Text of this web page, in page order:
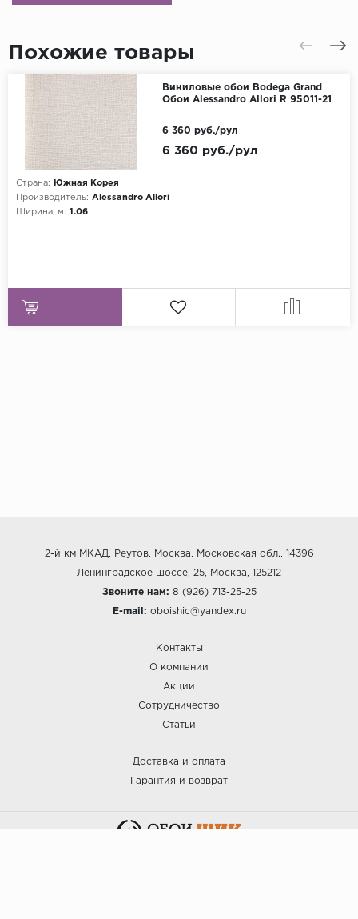
Похожие товары
Виниловые обои Bodega Grand
Обои Alessandro Allori R 95011-21
Страна:
Южная Корея
Производитель: Alessandro Allori
Ширина, м: 1.06
6 360 руб./рул
6 360 руб./рул
2-й км МКАД, Реутов, Москва, Московская обл., 14396
Ленинградское шоссе, 25, Москва, 125212
Звоните нам: 8 (926) 713-25-25
E-mail: oboishic@yandex.ru
Контакты
О компании
Акции
Сотрудничество
Статьи
Доставка и оплата
Гарантия и возврат